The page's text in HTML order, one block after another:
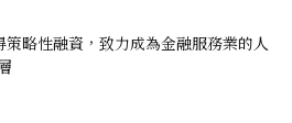
略性融資，致力成為金融服務業的人